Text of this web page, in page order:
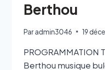
Berthou
Par admin3046 19
PROGRAMMATION
Berthou musique